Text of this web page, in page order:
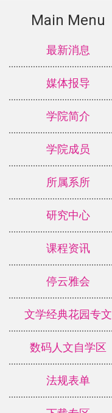
Main Menu
最新消息
媒体报导
学院简介
学院成员
所属系所
研究中心
课程资讯
停云雅会
文学经典花园专文
数码人文自学区
法规表单